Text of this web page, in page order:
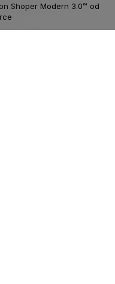
Shoper Modern 3.0™ od